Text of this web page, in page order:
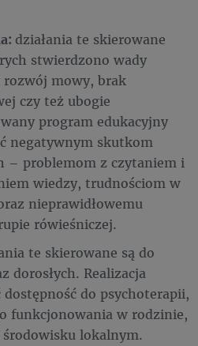
działania te skierowane
stwierdzono wady
mowy, brak
czy też ubogie
program edukacyjny
negatywnym skutkom
– problemom z czytaniem i
wiedzy, trudnościom w
nieprawidłowemu
rówieśniczej.
te skierowane są do
dorosłych. Realizacja
dostępność do psychoterapii,
funkcjonowania w rodzinie,
lokalnym.